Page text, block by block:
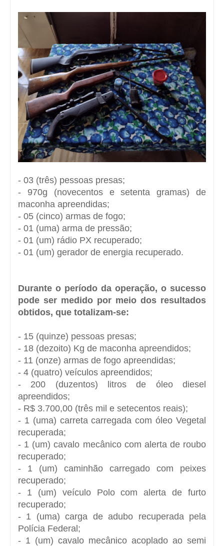
- 03 (três) pessoas presas;
- 970g (novecentos e setenta gramas) de
maconha apreendidas;
- 05 (cinco) armas de fogo;
- 01 (uma) arma de pressão;
- 01 (um) rádio PX recuperado;
- 01 (um) gerador de energia recuperado.
Durante o período da operação, o sucesso
pode ser medido por meio dos resultados
obtidos, que totalizam-se:
- 15 (quinze) pessoas presas;
- 18 (dezoito) Kg de maconha apreendidos;
- 11 (onze) armas de fogo apreendidas;
- 4 (quatro) veículos apreendidos;
- 200 (duzentos) litros de óleo diesel
apreendidos;
- R$ 3.700,00 (três mil e setecentos reais);
- 1 (uma) carreta carregada com óleo Vegetal
recuperada;
- 1 (um) cavalo mecânico com alerta de roubo
recuperado;
- 1 (um) caminhão carregado com peixes
recuperado;
- 1 (um) veículo Polo com alerta de furto
recuperado;
- 1 (uma) carga de adubo recuperada pela
Polícia Federal;
- 1 (um) cavalo mecânico acoplado ao semi